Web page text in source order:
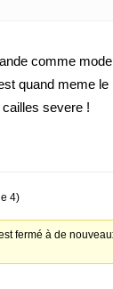
comme
quand meme le
severe !
4)
fermé à de